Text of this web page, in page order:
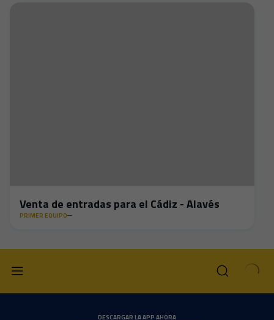
Venta de entradas para el Cádiz - Alavés
PRIMER EQUIPO
DESCARGAR LA APP AHORA